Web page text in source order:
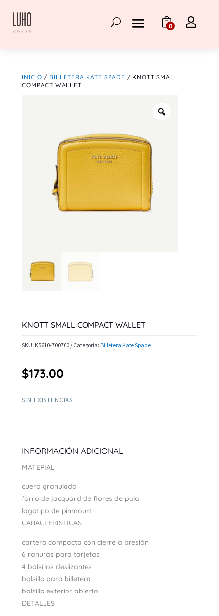
0 
INICIO / BILLETERA KATE SPADE / KNOTT SMALL
COMPACT WALLET
KNOTT SMALL COMPACT WALLET
SKU: K5610-700700 Categoría: Billetera Kate Spade
$173.00
SIN EXISTENCIAS
INFORMACIÓN ADICIONAL
MATERIAL
cuero granulado
forro de jacquard de flores de pala
logotipo de pinmount
CARACTERISTICAS
cartera compacta con cierre a presión
6 ranuras para tarjetas
4 bolsillos deslizantes
bolsillo para billetera
bolsillo exterior abierto
DETALLES